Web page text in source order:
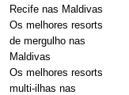
Recife nas Maldivas
Os melhores resorts
de mergulho nas
Maldivas
Os melhores resorts
multi-ilhas nas